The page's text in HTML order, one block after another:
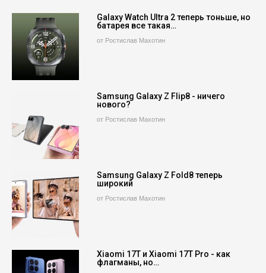
Galaxy Watch Ultra 2 теперь тоньше, но
батарея все такая…
от Ростислав Махотин
Samsung Galaxy Z Flip8 - ничего
нового?
от Ростислав Махотин
Samsung Galaxy Z Fold8 теперь
широкий
от Ростислав Махотин
Xiaomi 17T и Xiaomi 17T Pro - как
флагманы, но…